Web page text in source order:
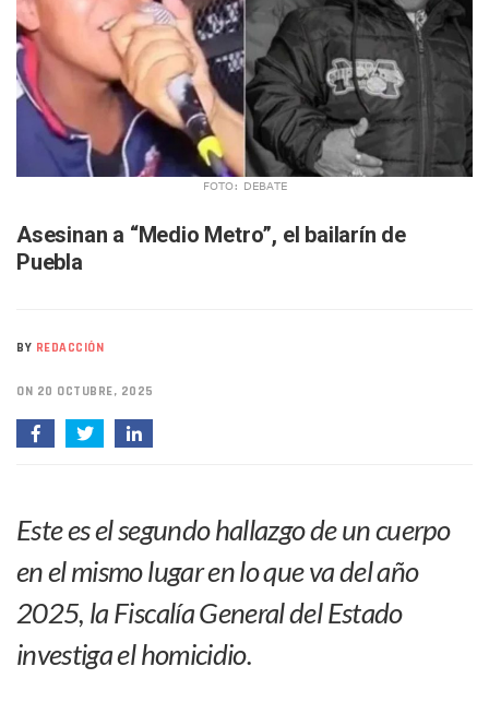
Puerto Vallarta Participa En Los PriceAgencies Awards
Ofrecerán Asesoría Jurídica Gratuita En Puerto Vallarta
Juan Solís E Iris Torres Buscan Integrar La Planilla Del PAN
Realizan Operativo Preventivo En Seis Colonias Del
Arquitecto Luis Munguía Reconoce La Labor Del Personal
Semana Lluviosa Para Puerto Vallarta Con Tormentas Y
Voces Del Orgullo Distingue A Referentes De La
Partido Verde Conforma Su 12.º “Ejército Del Verde” En
En Vallarta, Todos Los Camiones Deben De Tener Aire
Cae El “R1”, Presunto Autor Intelectual Del Homicidio De
Accidente En Un RZR, Principal Hipótesis Por La Muerte
Nidos De Lluvia Busca Beneficiar A 100 Familias De
Morena Cierra Filas Por La Defensa Del Agua De Calidad
Hallazgo De Yareli Colmenares Tovar Eleva A 4 Cuerpos
Regresa A Puerto Vallarta La Premiación Nacional De La
FOTO: DEBATE
Asesinan a “Medio Metro”, el bailarín de
Puebla
BY REDACCIÓN
ON 20 OCTUBRE, 2025
Este es el segundo hallazgo de un cuerpo
en el mismo lugar en lo que va del año
2025, la Fiscalía General del Estado
investiga el homicidio.